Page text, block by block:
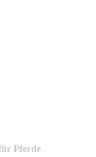
Pferde